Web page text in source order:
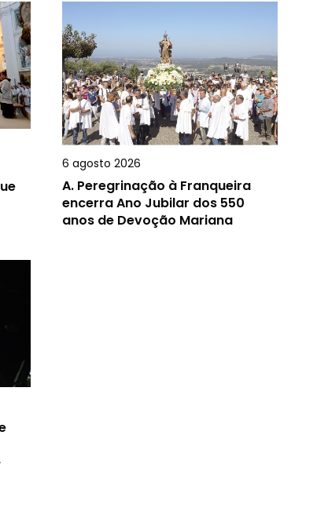
6 agosto 2026
A. Peregrinação à Franqueira
encerra Ano Jubilar dos 550
anos de Devoção Mariana